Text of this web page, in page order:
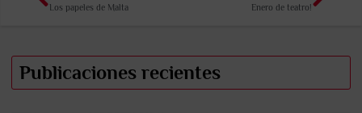
Los papeles de Malta Enero de teatro!
Publicaciones recientes